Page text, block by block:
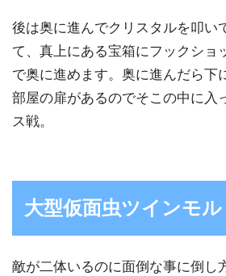
後は奥に進んでクリスタルを叩い
て、真上にある宝箱にフックショ
で奥に進めます。奥に進んだら下
部屋の扉があるのでそこの中に入
ス戦。
大型仮面虫ツインモ
敵が二体いるのに面倒な事に倒し